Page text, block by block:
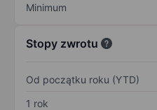
Minimum
Stopy zwrotu
Od początku roku (YTD)
1 rok